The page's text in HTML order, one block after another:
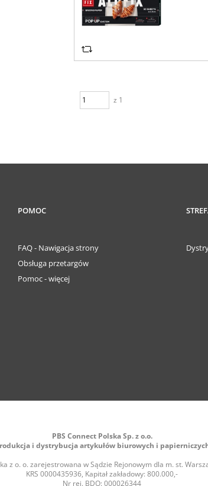
z 1
POMOC
FAQ - Nawigacja strony
Obsługa przetargów
Pomoc - więcej
PBS Connect Polska Sp. z o.o.
i dystrybucja artykułów biurowych i
z o. o. zarejestrowana w Sądzie Rejonowym dla m. st.
KRS 0000435936, Kapitał zakładowy: 800.000,-
Nr rej. BDO: 000026344